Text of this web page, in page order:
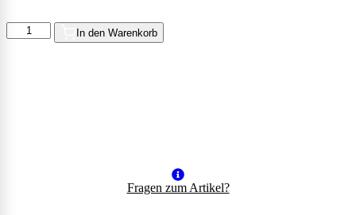
Handschuhe
Cut
In den Warenkorb
Fragen zum Artikel?